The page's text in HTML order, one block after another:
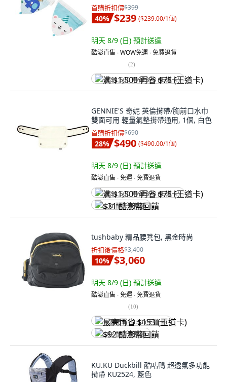
首購折扣價$399
40% $239 ($239.00/1個)
明天 8/9 (日) 預計送達
酷澎直售 ∙ WOW免運 ∙ 免費退貨
(2)
满 $1,500 再省 $75 (王道卡)
GENNIE'S 奇妮 英倫揹帶/胸前口水巾
雙面可用 輕量氣墊揹帶通用, 1個, 白色
首購折扣價$690
28% $490 ($490.00/1個)
明天 8/9 (日) 預計送達
酷澎直售 ∙ 免運 ∙ 免費退貨
满 $1,500 再省 $75 (王道卡)
$31 酷澎幣回饋
tushbaby 精品腰凳包, 黑金時尚
折扣後價格$3,400
10% $3,060
明天 8/9 (日) 預計送達
酷澎直售 ∙ 免運 ∙ 免費退貨
(10)
最高再省 $153 (王道卡)
$92 酷澎幣回饋
KU.KU Duckbill 酷咕鴨 超透氣多功能
揹帶 KU2524, 藍色